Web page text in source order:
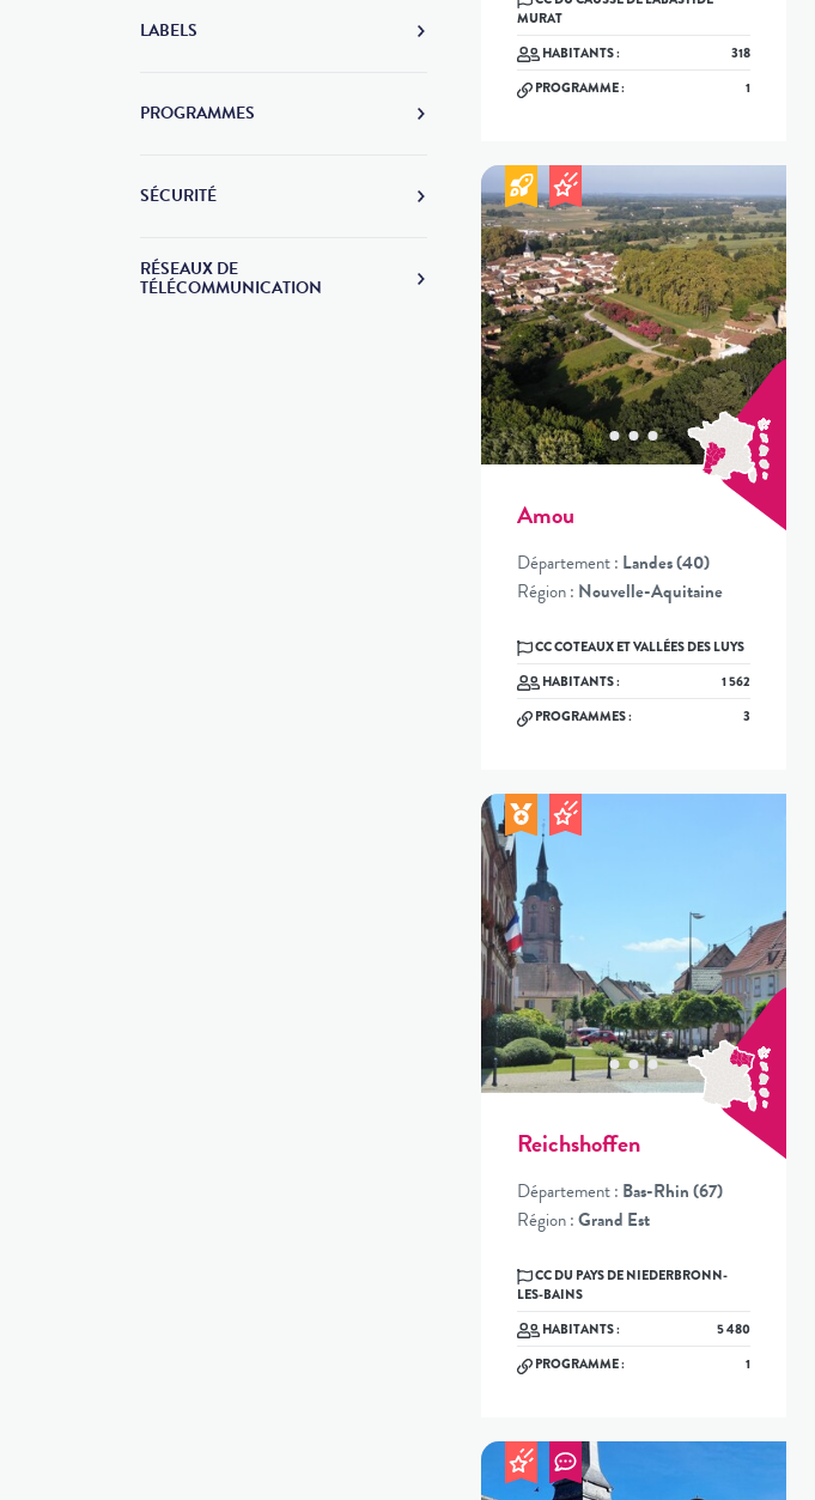
LABELS
PROGRAMMES
SÉCURITÉ
RÉSEAUX DE
TÉLÉCOMMUNICATION
MURAT
HABITANTS :
318
PROGRAMME :
1
Amou
Département : Landes (40)
Région : Nouvelle-Aquitaine
CC COTEAUX ET VALLÉES DES LUYS
HABITANTS :
1 562
PROGRAMMES :
3
Reichshoffen
Département : Bas-Rhin (67)
Région :Grand Est
LES-BAINS
HABITANTS :
5 480
PROGRAMME :
1